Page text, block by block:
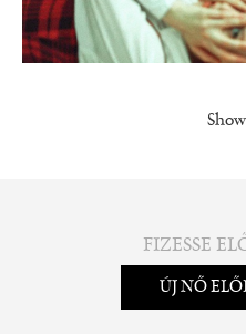
FIZESSE
ÚJ NŐ